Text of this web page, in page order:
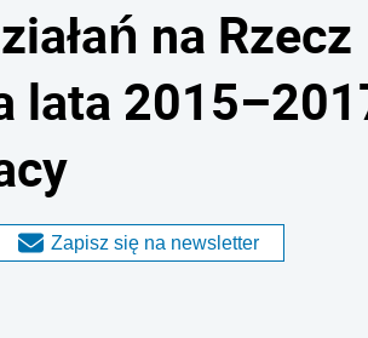
na Rzecz
lata
Zapisz się na newsletter